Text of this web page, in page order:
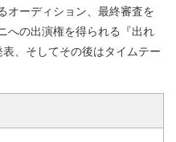
オーディション、最終審査を
への出演権を得られる『出れ
、そしてその後はタイムテー